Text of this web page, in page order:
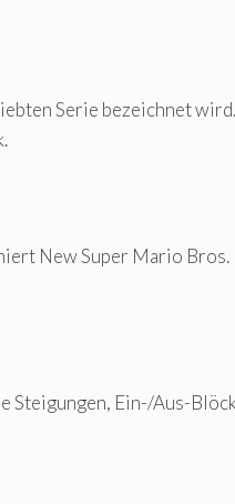
Serie bezeichnet
New Super Mario Bros.
Ein-/Aus-